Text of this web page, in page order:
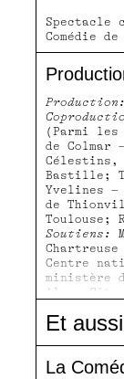
Spectacle
Comédie
Production:
(Parmi les
de Colmar
Célestins,
Bastille;
Yvelines –
de
Toulouse;
Soutiens:
Centre
ministère
Alpes-
Région
Diffusion:
Et aussi
La